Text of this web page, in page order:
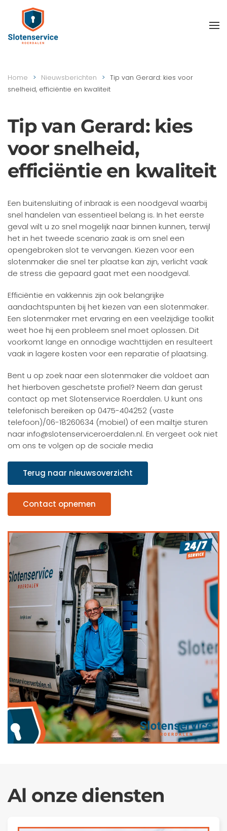
Skip
to
Home Nieuwsberichten
Tip van Gerard: kies voor
snelheid, efficiëntie en kwaliteit
Tip van Gerard: kies
voor snelheid,
efficiëntie en kwaliteit
Een buitensluiting of inbraak is een noodgeval waarbij
snel handelen van essentieel belang is. In het eerste
geval wilt u zo snel mogelijk naar binnen kunnen, terwijl
het in het tweede scenario zaak is om snel een
opengebroken slot te vervangen. Kiezen voor een
slotenmaker die snel ter plaatse kan zijn, verlicht vaak
de stress die gepaard gaat met een noodgeval.
Efficiëntie en vakkennis zijn ook belangrijke
aandachtspunten bij het kiezen van een slotenmaker.
Een slotenmaker met ervaring en een veelzijdige toolkit
weet hoe hij een probleem snel moet oplossen. Dit
voorkomt lange en onnodige wachttijden en resulteert
vaak in lagere kosten voor een reparatie of plaatsing.
Bent u op zoek naar een slotenmaker die voldoet aan
het hierboven geschetste profiel? Neem dan gerust
contact op met Slotenservice Roerdalen. U kunt ons
telefonisch bereiken op 0475-404252 (vaste
telefoon)/06-18260634 (mobiel) of een mailtje sturen
naar info@slotenserviceroerdalen.nl. En vergeet ook niet
om ons te volgen op de sociale media
Terug naar nieuwsoverzicht
Contact opnemen
Al onze diensten